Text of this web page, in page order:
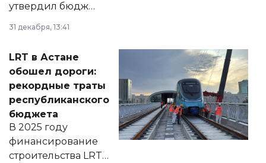
утвердил бюджет
города на 2026–
2028 годы.
документ
появился в базе
нормативных
правовых актов и
на сайте маслихат
города.
31 декабря, 13:41
LRT в Астане
обошел дороги:
рекордные траты
республиканского
бюджета
В 2025 году
финансирование
строительства LRT